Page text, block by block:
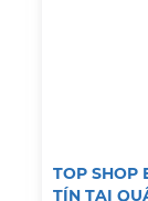
TOP SHOP
TÍN TẠI